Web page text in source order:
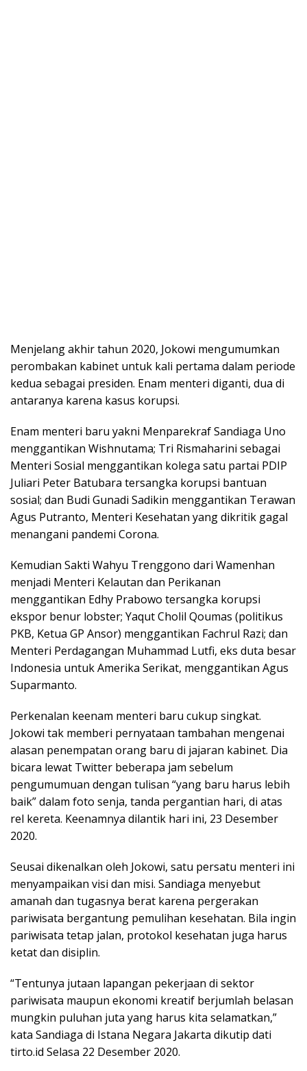
Menjelang akhir tahun 2020, Jokowi mengumumkan
perombakan kabinet untuk kali pertama dalam periode
kedua sebagai presiden. Enam menteri diganti, dua di
antaranya karena kasus korupsi.
Enam menteri baru yakni Menparekraf Sandiaga Uno
menggantikan Wishnutama; Tri Rismaharini sebagai
Menteri Sosial menggantikan kolega satu partai PDIP
Juliari Peter Batubara tersangka korupsi bantuan
sosial; dan Budi Gunadi Sadikin menggantikan Terawan
Agus Putranto, Menteri Kesehatan yang dikritik gagal
menangani pandemi Corona.
Kemudian Sakti Wahyu Trenggono dari Wamenhan
menjadi Menteri Kelautan dan Perikanan
menggantikan Edhy Prabowo tersangka korupsi
ekspor benur lobster; Yaqut Cholil Qoumas (politikus
PKB, Ketua GP Ansor) menggantikan Fachrul Razi; dan
Menteri Perdagangan Muhammad Lutfi, eks duta besar
Indonesia untuk Amerika Serikat, menggantikan Agus
Suparmanto.
Perkenalan keenam menteri baru cukup singkat.
Jokowi tak memberi pernyataan tambahan mengenai
alasan penempatan orang baru di jajaran kabinet. Dia
bicara lewat Twitter beberapa jam sebelum
pengumumuan dengan tulisan “yang baru harus lebih
baik” dalam foto senja, tanda pergantian hari, di atas
rel kereta. Keenamnya dilantik hari ini, 23 Desember
2020.
Seusai dikenalkan oleh Jokowi, satu persatu menteri ini
menyampaikan visi dan misi. Sandiaga menyebut
amanah dan tugasnya berat karena pergerakan
pariwisata bergantung pemulihan kesehatan. Bila ingin
pariwisata tetap jalan, protokol kesehatan juga harus
ketat dan disiplin.
“Tentunya jutaan lapangan pekerjaan di sektor
pariwisata maupun ekonomi kreatif berjumlah belasan
mungkin puluhan juta yang harus kita selamatkan,”
kata Sandiaga di Istana Negara Jakarta dikutip dati
tirto.id Selasa 22 Desember 2020.